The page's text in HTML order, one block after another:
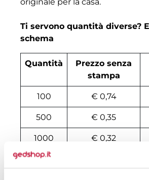
Ti servono quantità diverse?
schema
Quantità
Prezzo senza
stampa
100 € 0,74
500 € 0,35
1000 € 0,32
2000